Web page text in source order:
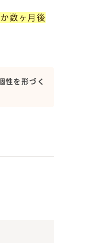
数ヶ月後
性を形づく